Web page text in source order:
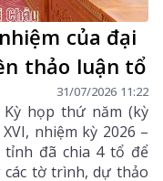
của đại
thảo luận tổ
31/07/2026 11:22
họp thứ năm (kỳ
nhiệm kỳ 2026 –
tỉnh đã chia 4 tổ để
tờ trình, dự thảo